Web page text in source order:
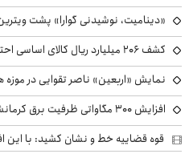
«دینامیت، نوشیدنی گوارا» پشت
کشف ۲۰۶ میلیارد ریال کالای اساسی احتکارشده در اردبیل
نمایش «اربعین» ناصر تقوایی در موزه
افزایش ۳۰۰ مگاواتی ظرفیت برق کرمانشاه بدون مصرف سوخت
قوه قضاییه خط و نشان کشید: با این